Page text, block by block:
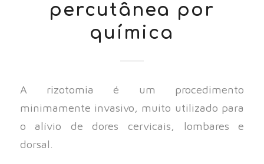
percutânea por
química
A rizotomia é um procedimento
minimamente invasivo, muito utilizado para
o alívio de dores cervicais, lombares e
dorsal.